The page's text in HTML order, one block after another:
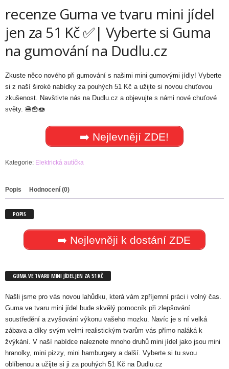
recenze Guma ve tvaru mini jídel
jen za 51 Kč ✅| Vyberte si Guma
na gumování na Dudlu.cz
Zkuste něco nového při gumování s našimi mini gumovými jídly! Vyberte
si z naší široké nabídky za pouhých 51 Kč a užijte si novou chuťovou
zkušenost. Navštivte nás na Dudlu.cz a objevujte s námi nové chuťové
světy. 🍔🍟🍩
➡️ Nejlevnějí ZDE!
Kategorie: Elektrická autíčka
Popis Hodnocení (0)
POPIS
➡️ Nejlevněji k dostání ZDE
GUMA VE TVARU MINI JÍDEL JEN ZA 51 KČ
Našli jsme pro vás novou lahůdku, která vám zpříjemní práci i volný čas.
Guma ve tvaru mini jídel bude skvělý pomocník při zlepšování
soustředění a zvyšování výkonu vašeho mozku. Navíc je s ní velká
zábava a díky svým velmi realistickým tvarům vás přímo naláká k
žvýkání. V naší nabídce naleznete mnoho druhů mini jídel jako jsou mini
hranolky, mini pizzy, mini hamburgery a další. Vyberte si tu svou
oblíbenou a užijte si ji za pouhých 51 Kč na Dudlu.cz